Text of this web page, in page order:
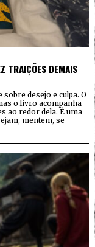
TRAIÇÕES DEMAIS
desejo e culpa. O
o livro acompanha
ao redor dela. É uma
mentem, se